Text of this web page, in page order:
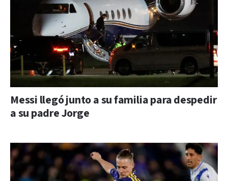
Messi llegó junto a su familia para despedir
a su padre Jorge